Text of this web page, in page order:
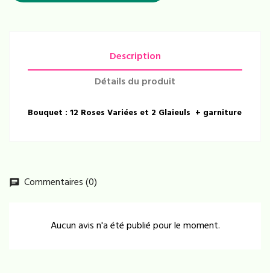
Description
Détails du produit
Bouquet : 12 Roses Variées et 2 Glaieuls + garniture
chat Commentaires (0)
Aucun avis n'a été publié pour le moment.